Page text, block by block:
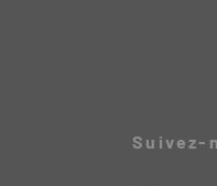
Suivez-